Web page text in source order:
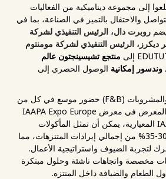
إلى مجموعة ديناميكية من الفعاليات
والاحتفال بالتميز في الصناعة، بما في
روبرت دال، الرئيس التنفيذي لشركة
ديكرز، الرئيس التنفيذي لشركة مومنتوم
منتجع تشيسينجتون عالم
وندسور إمكانية الوصول الحصري إلى
سيكون لابتكار المأكولات والمشروبات (F&B) حضور موسع في كل من
البرنامج التعليمي وأرضية المعرض في معرض IAAPA Expo Europe
2026. وفقاً لدراسات IAAPA المعيارية، يمكن أن تمثل المأكولات
والمشروبات ما يصل إلى 30-35% من إجمالي إيرادات المتنزهات، مما
لتجربة الضيوف واستراتيجية الأعمال.
مخصصة واتجاهات ناشئة وحلول مبتكرة
الطعام والضيافة داخل المنتزه.